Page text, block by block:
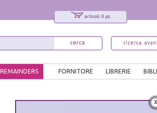
articoli: 0 pz.
LIBRERIE
FORNITORE
REMAINDERS
x